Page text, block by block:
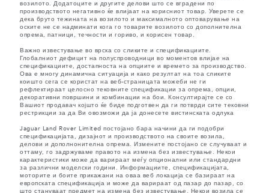
возилото. Додатоците и другите делови што се вградени по
производството негативно ќе влијаат на корисниот товар. Уверете се
дека бруто тежината на возилото и максималното оптоварување на
оските не се надминати кога го товарите возилото со дополнителна
опрема, патници, течности и гориво, и корисен товар.
Важно известување во врска со сликите и спецификациите.
Глобалниот дефицит на полуспроводници во моментов влијае на
спецификациите, достапноста на опциите и времето за производство.
Ова е многу динамична ситуација и како резултат на тоа сликите
коишто сега се користат на веб-страницата можеби не ги
рефлектираат целосно тековните спецификации за опрема, опции,
декоративни површини и комбинации на бои. Консултирајте се со
Вашиот продавач којшто ќе биде подготвен да ги потврди сите тековни
рестрикции за да Ви овозможи да ја донесете вистинската одлука
Jaguar Land Rover Limited постојано бара начини да ги подобри
спецификацијата, дизајнот и производството на своите возила,
делови и дополнонителна опрема. Измените постојано се случуваат и
оттаму, го задржуваме правото на измена без известување. Некои
карактеристики може да варираат меѓу опционални или стандардни
за различни моделски години. Информациите, спецификацијата,
моторите и боите прикажани на оваа веб локација се базираат на
европската спецификација и може да варираат од пазар до пазар, со
што стануваат предмет на измена без известување. Некои возила се